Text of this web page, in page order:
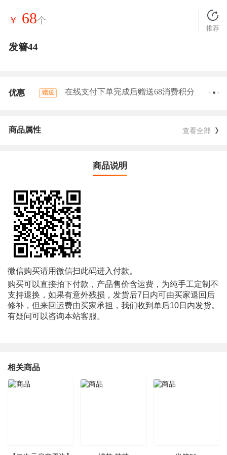
￥ 68个
推荐
发簪44
优惠 赠送 在线支付下单完成后赠送68消费积分
商品属性 查看全部
商品说明
微信购买请用微信扫此码进入付款。
购买可以直接拍下付款，产品售价含运费，为纯手工定制不
支持退换，如果有意外残损，发货后7 日内可由买家退回后
修补，但来回运费由买家承担，我们收到单后10日内发货。
有疑问可以咨询本站客服。
相关商品